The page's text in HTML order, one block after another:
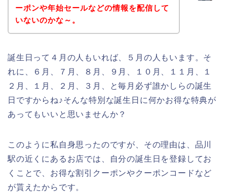
ーポンや年始セールなどの情報を配信して
いないのかな～。
誕生日って４月の人もいれば、５月の人もいます。そ
れに、６月、７月、８月、９月、１０月、１１月、１
２月、１月、２月、３月、と毎月必ず誰かしらの誕生
日ですからね♪そんな特別な誕生日に何かお得な特典が
あってもいいと思いませんか？
このように私自身思ったのですが、その理由は、品川
駅の近くにあるお店では、自分の誕生日を登録してお
くことで、お得な割引クーポンやクーポンコードなど
が貰えたからです。